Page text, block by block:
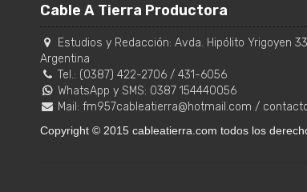
Cable A Tierra Productora
Estudios y Redacción: Avda. Hipólito Yrigoyen
Argentina
Tel.: (0387) 422-2706 / 431-6056
WhatsApp y SMS: 0387 154440056
Mail: fm957cableatierra@hotmail.com /
Copyright © 2015 cableatierra.com todos los